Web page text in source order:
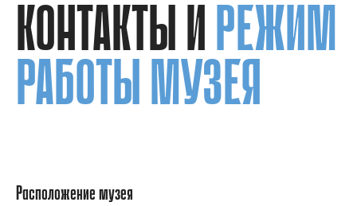
КОНТАКТЫ ИРЕЖИМ
РАБОТЫ МУЗЕЯ
Расположение музея